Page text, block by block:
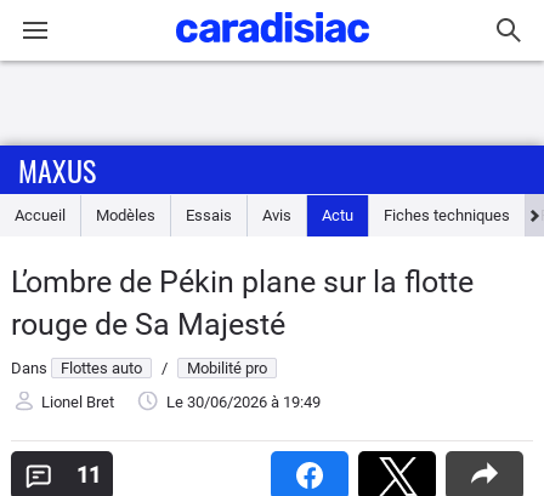
Accueil
Essais
Guide
d'achat
Electriques
MAXUS
Accueil Modèles Essais Avis Actu Fiches techniques
L’ombre de Pékin plane sur la flotte
rouge de Sa Majesté
Dans Flottes auto /
Mobilité pro
Lionel Bret
Le 30/06/2026 à 19:49
11